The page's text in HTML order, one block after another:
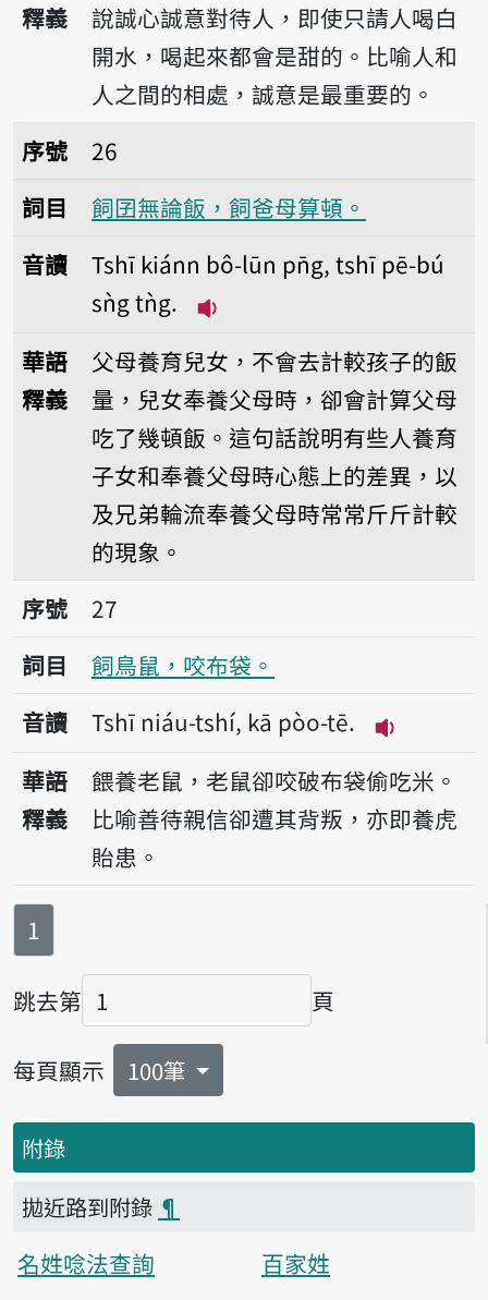
釋義
說誠心誠意對待人，即使只請人喝白
開水，喝起來都會是甜的。比喻人和
人之間的相處，誠意是最重要的。
序號26飼囝無論飯，飼爸母算頓。
序號
26
詞目
飼囝無論飯，飼爸母算頓。
音讀
Tshī kiánn bô-lūn pn̄g, tshī pē-bú
sǹg tǹg.
華語
釋義
父母養育兒女，不會去計較孩子的飯
量，兒女奉養父母時，卻會計算父母
吃了幾頓飯。這句話說明有些人養育
子女和奉養父母時心態上的差異，以
及兄弟輪流奉養父母時常常斤斤計較
的現象。
序號27飼鳥鼠，咬布袋。
序號
27
詞目
飼鳥鼠，咬布袋。
音讀
Tshī niáu-tshí, kā pòo-tē.
播放音讀
華語
釋義
餵養老鼠，老鼠卻咬破布袋偷吃米。
比喻善待親信卻遭其背叛，亦即養虎
貽患。
第
1
跳去第
頁碼
頁
每頁顯示 100筆
附錄
拋近路到附錄 ¶
名姓唸法查詢
百家姓